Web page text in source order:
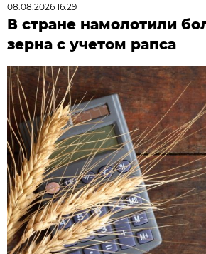
08.08.2026 16:29
В стране намолотили
зерна с учетом рапса